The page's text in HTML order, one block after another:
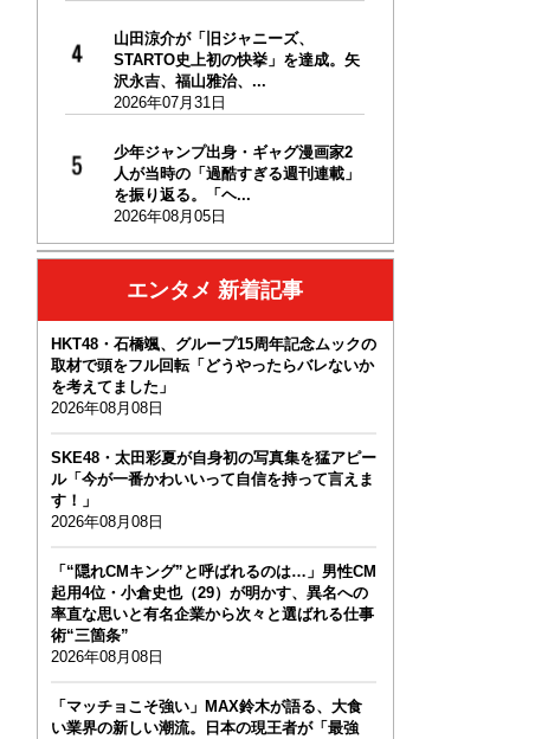
山田涼介が「旧ジャニーズ、
STARTO史上初の快挙」を達成。矢
沢永吉、福山雅治、...
2026年07月31日
少年ジャンプ出身・ギャグ漫画家2
人が当時の「過酷すぎる週刊連載」
を振り返る。「ヘ...
2026年08月05日
エンタメ 新着記事
HKT48・石橋颯、グループ15周年記念ムックの
取材で頭をフル回転「どうやったらバレないか
を考えてました」
2026年08月08日
SKE48・太田彩夏が自身初の写真集を猛アピー
ル「今が一番かわいいって自信を持って言えま
す！」
2026年08月08日
「“隠れCMキング”と呼ばれるのは…」男性CM
起用4位・小倉史也（29）が明かす、異名への
率直な思いと有名企業から次々と選ばれる仕事
術“三箇条”
2026年08月08日
「マッチョこそ強い」MAX鈴木が語る、大食
い業界の新しい潮流。日本の現王者が「最強